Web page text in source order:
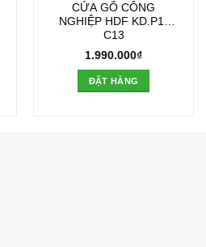
CỬA GỖ CÔNG
NGHIỆP HDF KD.P1-
C13
1.990.000₫
ĐẶT HÀNG